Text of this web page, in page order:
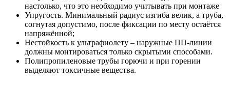
настолько, что это необходимо учитывать при монтаже
Упругость. Минимальный радиус изгиба велик, а труба,
согнутая допустимо, после фиксации по месту остаётся
напряжённой;
Нестойкость к ультрафиолету – наружные ПП-линии
должны монтироваться только скрытыми способами.
Полипропиленовые трубы горючи и при горении
выделяют токсичные вещества.